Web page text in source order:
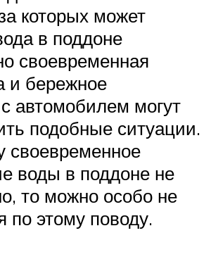
которых может
в поддоне
своевременная
и бережное
автомобилем могут
подобные ситуации.
своевременное
воды в поддоне не
то можно особо не
по этому поводу.